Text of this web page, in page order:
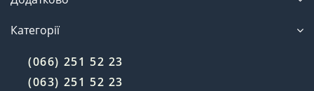
Категорії
(066) 251 52 23
(063) 251 52 23